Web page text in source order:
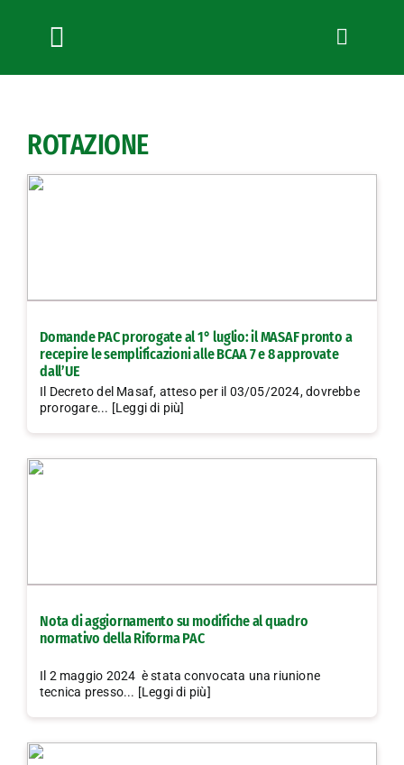
Toggle
Navigation
News
Bandi
Lavora con noi
Contatti
ROTAZIONE
Domande PAC prorogate al 1° luglio: il MASAF pronto a
recepire le semplificazioni alle BCAA 7 e 8 approvate
dall’UE
Il Decreto del Masaf, atteso per il 03/05/2024, dovrebbe
prorogare... [Leggi di più]
Nota di aggiornamento su modifiche al quadro
normativo della Riforma PAC
Il 2 maggio 2024 è stata convocata una riunione
tecnica presso... [Leggi di più]